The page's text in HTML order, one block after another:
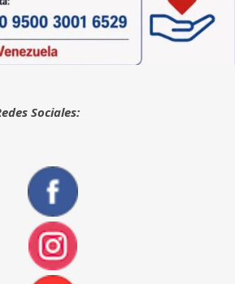
Sociales: